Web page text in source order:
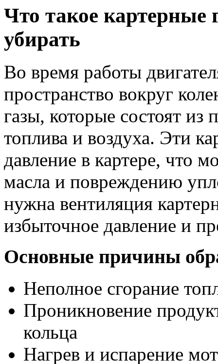
Что такое картерные
убирать
Во время работы
пространство вокруг
газы, которые состоят из
топлива и воздуха. Эти
давление в картере, что
масла и повреждению
нужна вентиляция
избыточное давление и
Основные причины
Неполное сгорание
Проникновение
кольца
Нагрев и испарение